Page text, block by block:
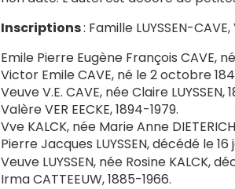
Inscriptions: Famille LUYSSEN-CAVE,
Emile Pierre Eugène François CAVE,
Victor Emile CAVE, né le 2 octobre
Veuve V.E. CAVE, née Claire LUYSSEN,
Valère VER EECKE, 1894-1979.
Vve KALCK, née Marie Anne
Pierre Jacques LUYSSEN, décédé le
Veuve LUYSSEN, née Rosine KALCK,
Irma CATTEEUW, 1885-1966.